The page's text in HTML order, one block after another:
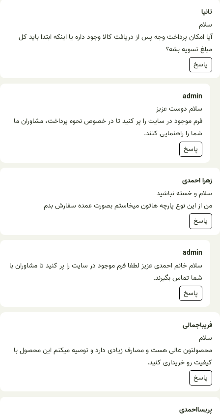
تانیا
سلام
آیا امکان پرداخت وجه پس از دریافت کالا وجود داره یا اینکه ابتدا باید کل
مبلغ تسویه بشه؟
پاسخ
admin
سلام دوست عزیز
فرم موجود در سایت را پر کنید تا در خصوص نحوه پرداخت، مشاوران ما
شما را راهنمایی کنند.
پاسخ
زهرا احمدی
سلام و خسته نباشید
من از این نوع پارچه هاتون میخاستم بصورت عمده سفارش بدم
پاسخ
admin
سلام خانم احمدی عزیز لطفا فرم موجود در سایت را پر کنید تا مشاوران با
شما تماس بگیرند.
پاسخ
فریباجمالی
سلام
محصولتون عالی هست و مصارف زیادی دارد و توصیه میکنم این محصول با
کیفیت رو خریداری کنید.
پاسخ
پریسااحمدی